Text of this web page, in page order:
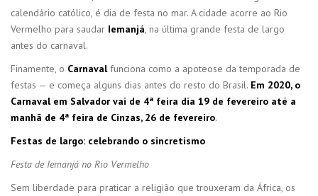
calendário católico, é dia de festa no mar. A cidade acorre ao Rio
Vermelho para saudar Iemanjá, na última grande festa de largo
antes do carnaval.
Finamente, o Carnavalfunciona como a apoteose da temporada de
festas — e começa alguns dias antes do resto do Brasil. Em 2020, o
Carnaval em Salvador vai de 4ª feira dia 19 de fevereiro até a
manhã de 4ª feira de Cinzas, 26 de fevereiro.
Festas de largo: celebrando o sincretismo
Festa de Iemanjá no Rio Vermelho
Sem liberdade para praticar a religião que trouxeram da África, os